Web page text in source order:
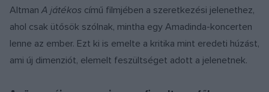
AltmanA játékos című filmjében a szeretkezési jelenethez,
ahol csak ütősök szólnak, mintha egy Amadinda-koncerten
lenne az ember. Ezt ki is emelte a kritika mint eredeti húzást,
ami új dimenziót, elemelt feszültséget adott a jelenetnek.